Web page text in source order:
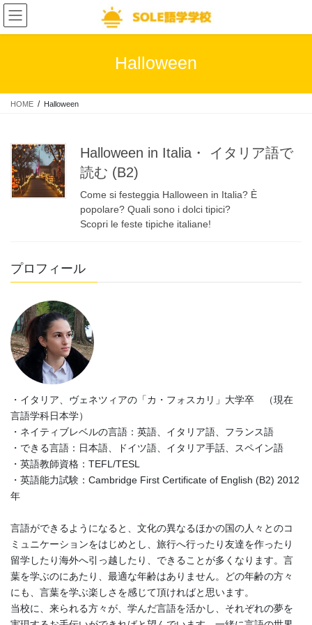
コ
ン
テ
ス
ナ
ビ
ゲ
ン
Halloween
HOME Halloween
Halloween in Italia・ イタリア語で
読む (B2)
Come si festeggia Halloween in Italia? È
popolare? Quali sono i dolci tipici?
Scopri le feste tipiche italiane!
プロフィール
・イタリア、ヴェネツィアの「カ・フォスカリ」大学卒 （現在
言語学科日本学）
・ネイティブレベルの言語：英語、イタリア語、フランス語
・できる言語：日本語、ドイツ語、イタリア手話、スペイン語
・英語教師資格：TEFL/TESL
・英語能力試験：Cambridge First Certificate of English (B2) 2012
年
言語ができるようになると、文化の異なるほかの国の人々とのコ
ミュニケーションをはじめとし、旅行へ行ったり友達を作ったり
留学したり海外へ引っ越したり、できることが多くなります。言
葉を学ぶのにあたり、最適な年齢はありません。どの年齢の方々
にも、言葉を学ぶ楽しさを感じて頂ければと思います。
当校に、来られる方々が、学んだ言語を活かし、それぞれの夢を